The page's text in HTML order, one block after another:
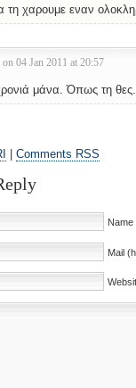
τη χαρουμε εναν
on 04 Jan 2011 at 20:57
μάνα. Όπως τη θες.
Comments RSS
Name
Mail